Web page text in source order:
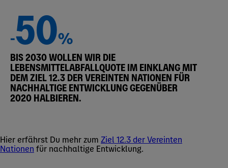
-50%
BIS 2030 WOLLEN WIR DIE
LEBENSMITTELABFALLQUOTE IM EINKLANG MIT
DEM ZIEL 12.3 DER VEREINTEN NATIONEN FÜR
NACHHALTIGE ENTWICKLUNG GEGENÜBER
2020 HALBIEREN.
Hier erfährst Du mehr zum Ziel 12.3 der Vereinten
Nationen für nachhaltige Entwicklung.